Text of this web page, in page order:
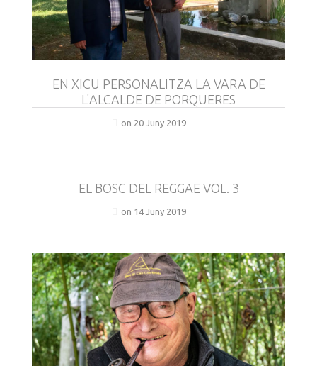
EN XICU PERSONALITZA LA VARA DE
L'ALCALDE DE PORQUERES
on 20 Juny 2019
EL BOSC DEL REGGAE VOL. 3
on 14 Juny 2019